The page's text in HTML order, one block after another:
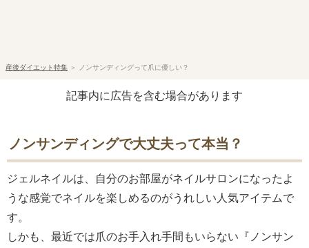
産後ダイエット特集 ＞ ノンサンディングって爪に優しい？
記事内に広告を含む場合があります
ノンサンディングで大丈夫って本当？
ジェルネイルは、自分のお部屋がネイルサロンになったよ
うな感覚でネイルを楽しめるのがうれしい人気アイテムで
す。
しかも、最近では爪のお手入れ手間もいらない『ノンサン